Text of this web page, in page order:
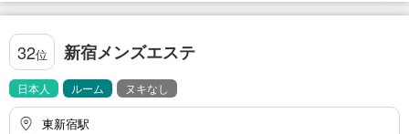
32位 新宿メンズエステ
日本人 ルーム ヌキなし
東新宿駅